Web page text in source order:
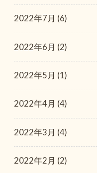
2022年7月 (6)
2022年6月 (2)
2022年5月 (1)
2022年4月 (4)
2022年3月 (4)
2022年2月 (2)